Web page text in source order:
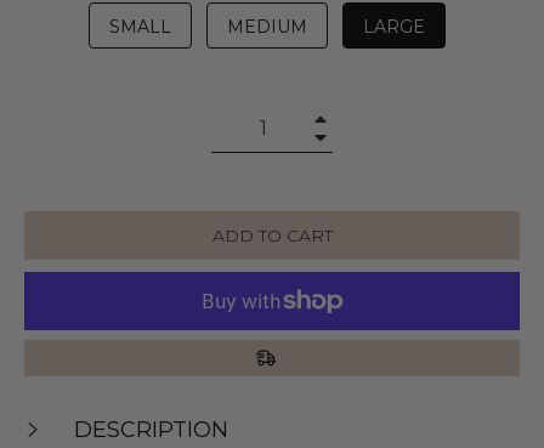
SMALL MEDIUM LARGE
ADD TO CART
DESCRIPTION